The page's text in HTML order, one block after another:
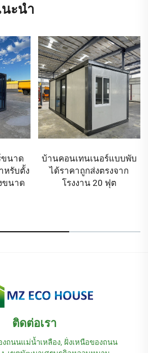
ะนำ
ขนาด
หรับตั้ง
ขนาด
บ้านคอนเทนเนอร์แบบพับ
ได้ราคาถูกส่งตรงจาก
โรงงาน 20 ฟุต
ติดต่อเรา
ถนนแม่น้ำเหลือง, ฝั่งเหนือของถนน